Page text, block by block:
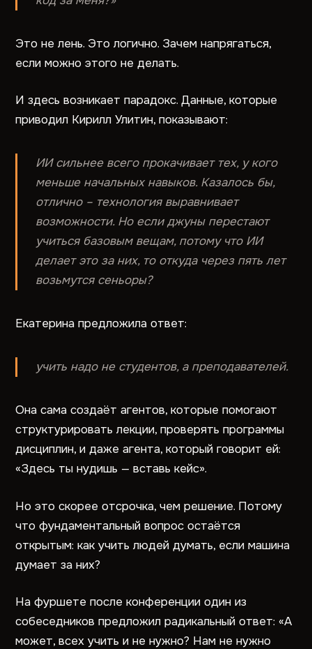
Это не лень. Это логично. Зачем напрягаться,
если можно этого не делать.
И здесь возникает парадокс. Данные, которые
приводил Кирилл Улитин, показывают:
ИИ сильнее всего прокачивает тех, у кого
меньше начальных навыков. Казалось бы,
отлично – технология выравнивает
возможности. Но если джуны перестают
учиться базовым вещам, потому что ИИ
делает это за них, то откуда через пять лет
возьмутся сеньоры?
Екатерина предложила ответ:
учить надо не студентов, а преподавателей.
Она сама создаёт агентов, которые помогают
структурировать лекции, проверять программы
дисциплин, и даже агента, который говорит ей:
«Здесь ты нудишь — вставь кейс».
Но это скорее отсрочка, чем решение. Потому
что фундаментальный вопрос остаётся
открытым: как учить людей думать, если машина
думает за них?
На фуршете после конференции один из
собеседников предложил радикальный ответ: «А
может, всех учить и не нужно? Нам не нужно